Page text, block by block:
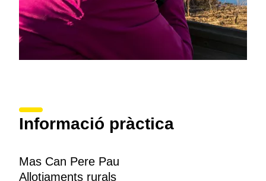
Informació pràctica
Mas Can Pere Pau
Allotjaments rurals